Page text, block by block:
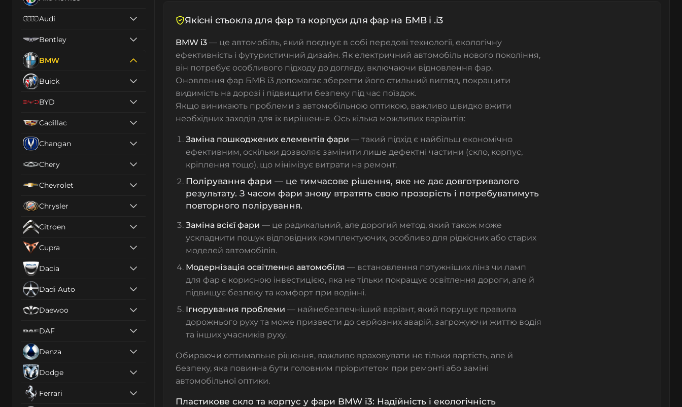
Audi
Bentley
BMW
Buick
BYD
Cadillac
Changan
Chery
Chevrolet
Chrysler
Citroen
Cupra
Dacia
Dadi Auto
Daewoo
DAF
Denza
Dodge
Ferrari
Якісні стьокла для фар та корпуси для фар на БМВ i .i3
BMW i3 — це автомобіль, який поєднує в собі передові технології, екологічну
ефективність і футуристичний дизайн. Як електричний автомобіль нового покоління,
він потребує особливого підходу до догляду, включаючи відновлення фар.
Оновлення фар БМВ і3 допомагає зберегти його стильний вигляд, покращити
видимість на дорозі і підвищити безпеку під час поїздок.
Якщо виникають проблеми з автомобільною оптикою, важливо швидко вжити
необхідних заходів для їх вирішення. Ось кілька можливих варіантів:
Заміна пошкоджених елементів фари — такий підхід є найбільш економічно
ефективним, оскільки дозволяє замінити лише дефектні частини (скло, корпус,
кріплення тощо), що мінімізує витрати на ремонт.
Полірування фари — це тимчасове рішення, яке не дає довготривалого
результату. З часом фари знову втратять свою прозорість і потребуватимуть
повторного полірування.
Заміна всієї фари — це радикальний, але дорогий метод, який також може
ускладнити пошук відповідних комплектуючих, особливо для рідкісних або старих
моделей автомобілів.
Модернізація освітлення автомобіля — встановлення потужніших лінз чи ламп
для фар є корисною інвестицією, яка не тільки покращує освітлення дороги, але й
підвищує безпеку та комфорт при водінні.
Ігнорування проблеми — найнебезпечніший варіант, який порушує правила
дорожнього руху та може призвести до серйозних аварій, загрожуючи життю водія
та інших учасників руху.
Обираючи оптимальне рішення, важливо враховувати не тільки вартість, але й
безпеку, яка повинна бути головним пріоритетом при ремонті або заміні
автомобільної оптики.
Пластикове скло та корпус у фари BMW i3: Надійність і екологічність